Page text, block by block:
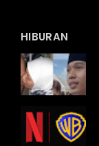
HIBURAN